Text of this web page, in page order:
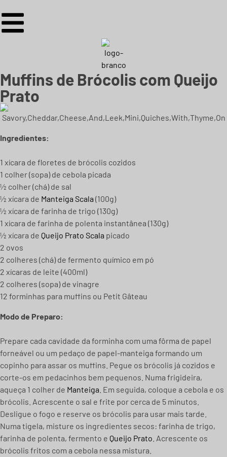
Muffins de Brócolis com Queijo
Prato
Ingredientes:
1 xícara de floretes de brócolis cozidos
1 colher (sopa) de cebola picada
½ colher (chá) de sal
½ xícara de Manteiga Scala (100g)
½ xícara de farinha de trigo (130g)
1 xícara de farinha de polenta instantânea (130g)
½ xícara de Queijo Prato Scala picado
2 ovos
2 colheres (chá) de fermento químico em pó
2 xícaras de leite (400ml)
2 colheres (sopa) de vinagre
12 forminhas para muffins ou Petit Gâteau
Modo de Preparo:
Prepare cada cavidade da forminha com uma fôrma de papel
forneável ou um pedaço de papel-manteiga formando um
copinho para assar os muffins. Pegue os brócolis já cozidos e
corte-os em pedacinhos bem pequenos. Numa frigideira,
aqueça 1 colher de Manteiga . Em seguida, coloque a cebola e os
brócolis. Acrescente o sal e frite por cerca de 5 minutos.
Desligue o fogo e reserve os brócolis para usar mais tarde.
Numa tigela, misture os ingredientes secos: farinha de trigo,
farinha de polenta, fermento e Queijo Prato . Acrescente os
brócolis fritos com a cebola nessa mistura.